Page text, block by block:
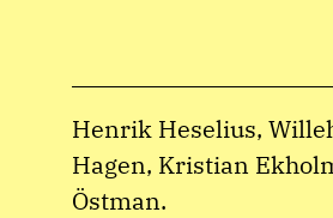
Henrik Heselius,
Hagen, Kristian
Östman.